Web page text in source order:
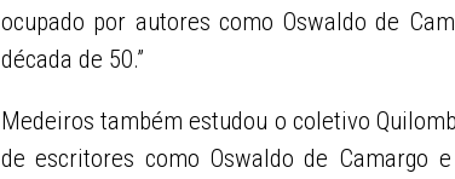
ocupado por autores como Oswaldo de
década de 50.”
Medeiros também estudou o coletivo
de escritores como Oswaldo de Camargo